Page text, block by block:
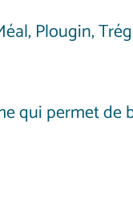
Plougin,
qui permet